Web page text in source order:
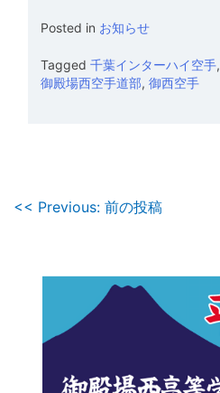
Posted in お知らせ
Tagged 千葉インターハイ空手,
御殿場西空手道部, 御西空手
投
<< Previous: 前の投稿